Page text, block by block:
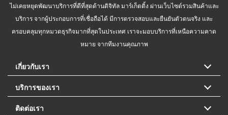
ไม่เคยหยุดพัฒนาบริการที่ดีที่สุดด้านดิจิทัล มาร์เก็ตติ้ง ผ่านเว็บไซต์รวมสินค้าและ
บริการ จากผู้ประกอบการที่เชื่อถือได้ มีการตรวจสอบและยืนยันตัวตนจริง และ
ครอบคลุมทุกหมวดธุรกิจมากที่สุดในประเทศ เราจะมอบบริการที่เหนือความคาด
หมาย จากทีมงานคุณภาพ
เกี่ยวกับเรา
บริการของเรา
ติดต่อเรา